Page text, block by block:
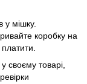
у мішку.
коробку на
своєму товарі,